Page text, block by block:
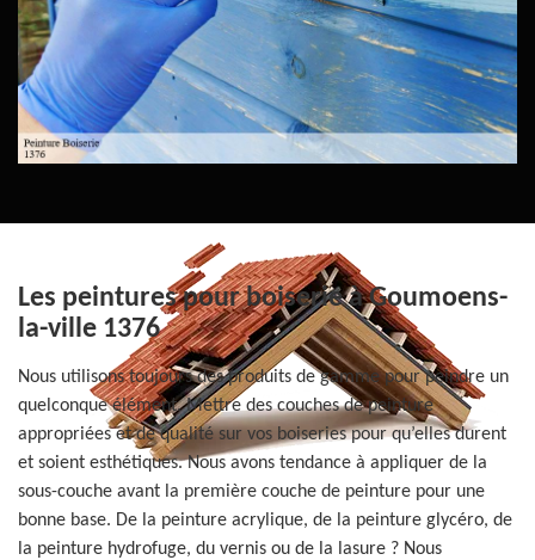
Les peintures pour boiserie à Goumoens-
la-ville 1376
Nous utilisons toujours des produits de gamme pour peindre un
quelconque élément. Mettre des couches de peinture
appropriées et de qualité sur vos boiseries pour qu’elles durent
et soient esthétiques. Nous avons tendance à appliquer de la
sous-couche avant la première couche de peinture pour une
bonne base. De la peinture acrylique, de la peinture glycéro, de
la peinture hydrofuge, du vernis ou de la lasure ? Nous